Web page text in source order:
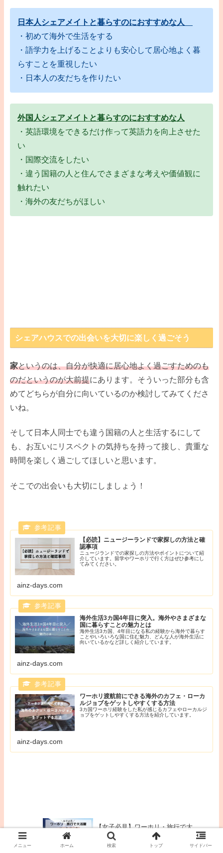
日本人シェアメイトと暮らすのにおすすめな人
・初めて海外で生活をする
・語学力を上げることよりも安心して居心地よく暮
らすことを重視したい
・日本人の友だちを作りたい
外国人シェアメイトと暮らすのにおすすめな人
・英語環境をできるだけ作って英語力を向上させた
い
・国際交流をしたい
・違う国籍の人と住んでさまざまな考えや価値観に
触れたい
・海外の友だちがほしい
シェアハウスでの出会いを大切に楽しく過ごそう
家というのは、自分が快適に居心地よく過ごすためのも
のだというのが大前提にあります。そういった部分も含
めてどちらが自分に向いているのか検討してみてくださ
いね。
そして日本人同士でも違う国籍の人と生活するにして
も、お互いにリスペクトの気持ちを持って接し、貴重な
時間を楽しく過ごしてほしいと思います。
そこでの出会いも大切にしましょう！
【必読】ニュージーランドで家探しの方法と確
認事項
ニュージランドでの家探しの方法やポイントについて紹
介しています。留学やワーホリで行く方はぜひ参考にし
てみてください。
ainz-days.com
海外生活3カ国4年目に突入。海外やさまざまな
国に暮らすことの魅力とは
海外生活3カ国、4年目になる私の経験から海外で暮らす
ことやいろいろな国に住む魅力、どんな人が海外生活に
向いているかなど詳しく紹介しています。
ainz-days.com
ワーホリ渡航前にできる海外のカフェ・ローカ
ルジョブをゲットしやすくする方法
3カ国ワーホリ経験をした私が感じるカフェやローカルジ
ョブをゲットしやすくする方法を紹介しています。
ainz-days.com
【女子必見】ワーホリ・旅行で大
活躍おすすめバックパックー10年
以上愛用品公開
メニュー ホーム 検索 トップ サイドバー